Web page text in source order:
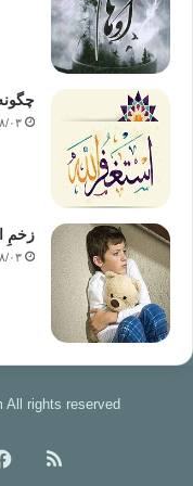
تعامل با پرونده لیبی
اعتماد بر مجموعه
رسانه ها به نمایش می
سؤالی که نیاز به
حملات نظامی و قاطعانه
کار را فیصله و خاتمه
پاسخ من ، منفی است ؛
ضربه تندی به طرف باشد
همچنان یک میلیون
بر اینکه احتمال تکرار
۰۴/
زخمِ
۰۴/
All rights reserved